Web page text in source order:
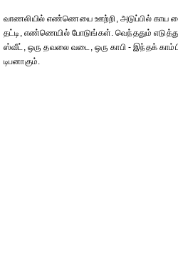
வாணலியில் எண்ணெயை ஊற்றி, அடுப்பில் காய
தட்டி, எண்ணெயில் போடுங்கள். வெந்ததும்
ஸ்வீட், ஒரு தவலை வடை, ஒரு காபி - இந்தக்
டிபனாகும்.